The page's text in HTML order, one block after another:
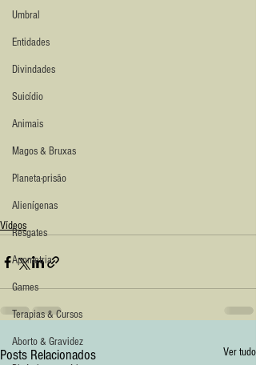
Umbral
Entidades
Divindades
Suicídio
Animais
Magos & Bruxas
Planeta-prisão
Alienígenas
Resgates
Apometria
Games
Terapias & Cursos
Aborto & Gravidez
Vídeos
Posts Relacionados Ver tudo